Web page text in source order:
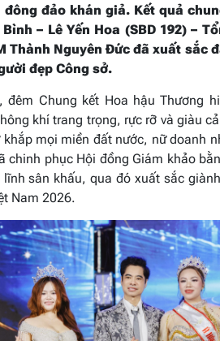
đảo khán giả. Kết quả
– Lê Yến Hoa (SBD 192) –
Thành Nguyên Đức đã xuất sắc
đẹp Công sở.
đêm Chung kết Hoa hậu Thương
khí trang trọng, rực rỡ và giàu
mọi miền đất nước, nữ doanh
chinh phục Hội đồng Giám khảo
sân khấu, qua đó xuất sắc
Nam 2026.